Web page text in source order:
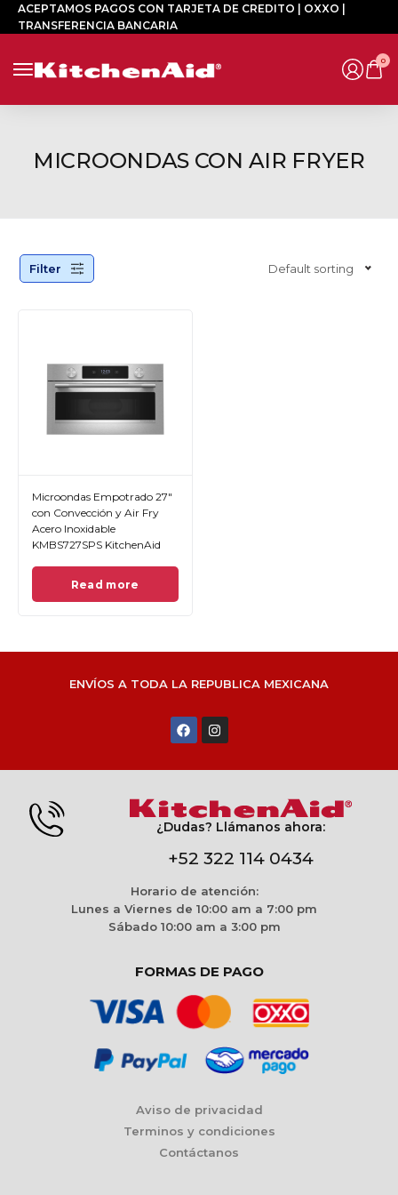
ACEPTAMOS PAGOS CON TARJETA DE CREDITO | OXXO |
TRANSFERENCIA BANCARIA
0
MICROONDAS CON AIR FRYER
Filter Default sorting
Microondas Empotrado 27"
con Convección y Air Fry
Acero Inoxidable
KMBS727SPS KitchenAid
Read more
ENVÍOS A TODA LA REPUBLICA MEXICANA
¿Dudas? Llámanos ahora:
+52 322 114 0434
Horario de atención:
Lunes a Viernes de 10:00 am a 7:00 pm
Sábado 10:00 am a 3:00 pm
FORMAS DE PAGO
Aviso de privacidad
Terminos y condiciones
Contáctanos